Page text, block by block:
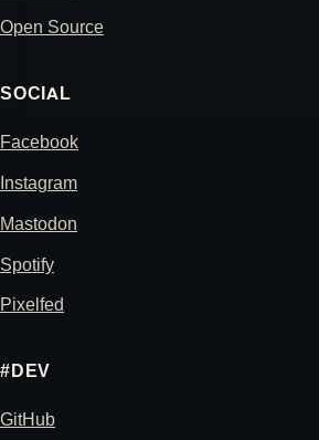
Open Source
SOCIAL
Facebook
Instagram
Mastodon
Spotify
Pixelfed
#DEV
GitHub